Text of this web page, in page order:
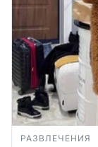
РАЗВЛЕЧЕНИЯ